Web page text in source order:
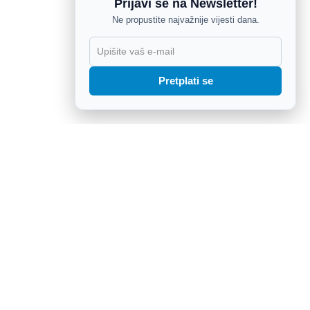
Prijavi se na Newsletter!
Ne propustite najvažnije vijesti dana.
Pretplati se